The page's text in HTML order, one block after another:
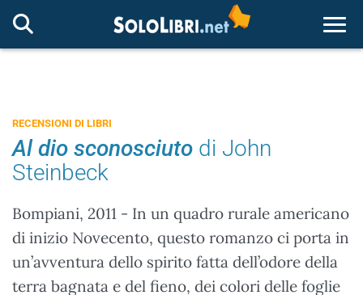
RECENSIONI DI LIBRI
Al dio sconosciuto di John
Steinbeck
Bompiani, 2011 - In un quadro rurale americano
di inizio Novecento, questo romanzo ci porta in
un’avventura dello spirito fatta dell’odore della
terra bagnata e del fieno, dei colori delle foglie